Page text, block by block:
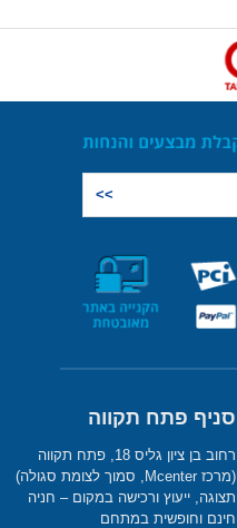
סניף פתח תקווה
רחוב בן ציון גליס 18, פתח תקווה
(מרכז Mcenter, סמוך לצומת סגולה)
תצוגה, ייעוץ ורכישה במקום – חניה
חינם וחופשית במתחם